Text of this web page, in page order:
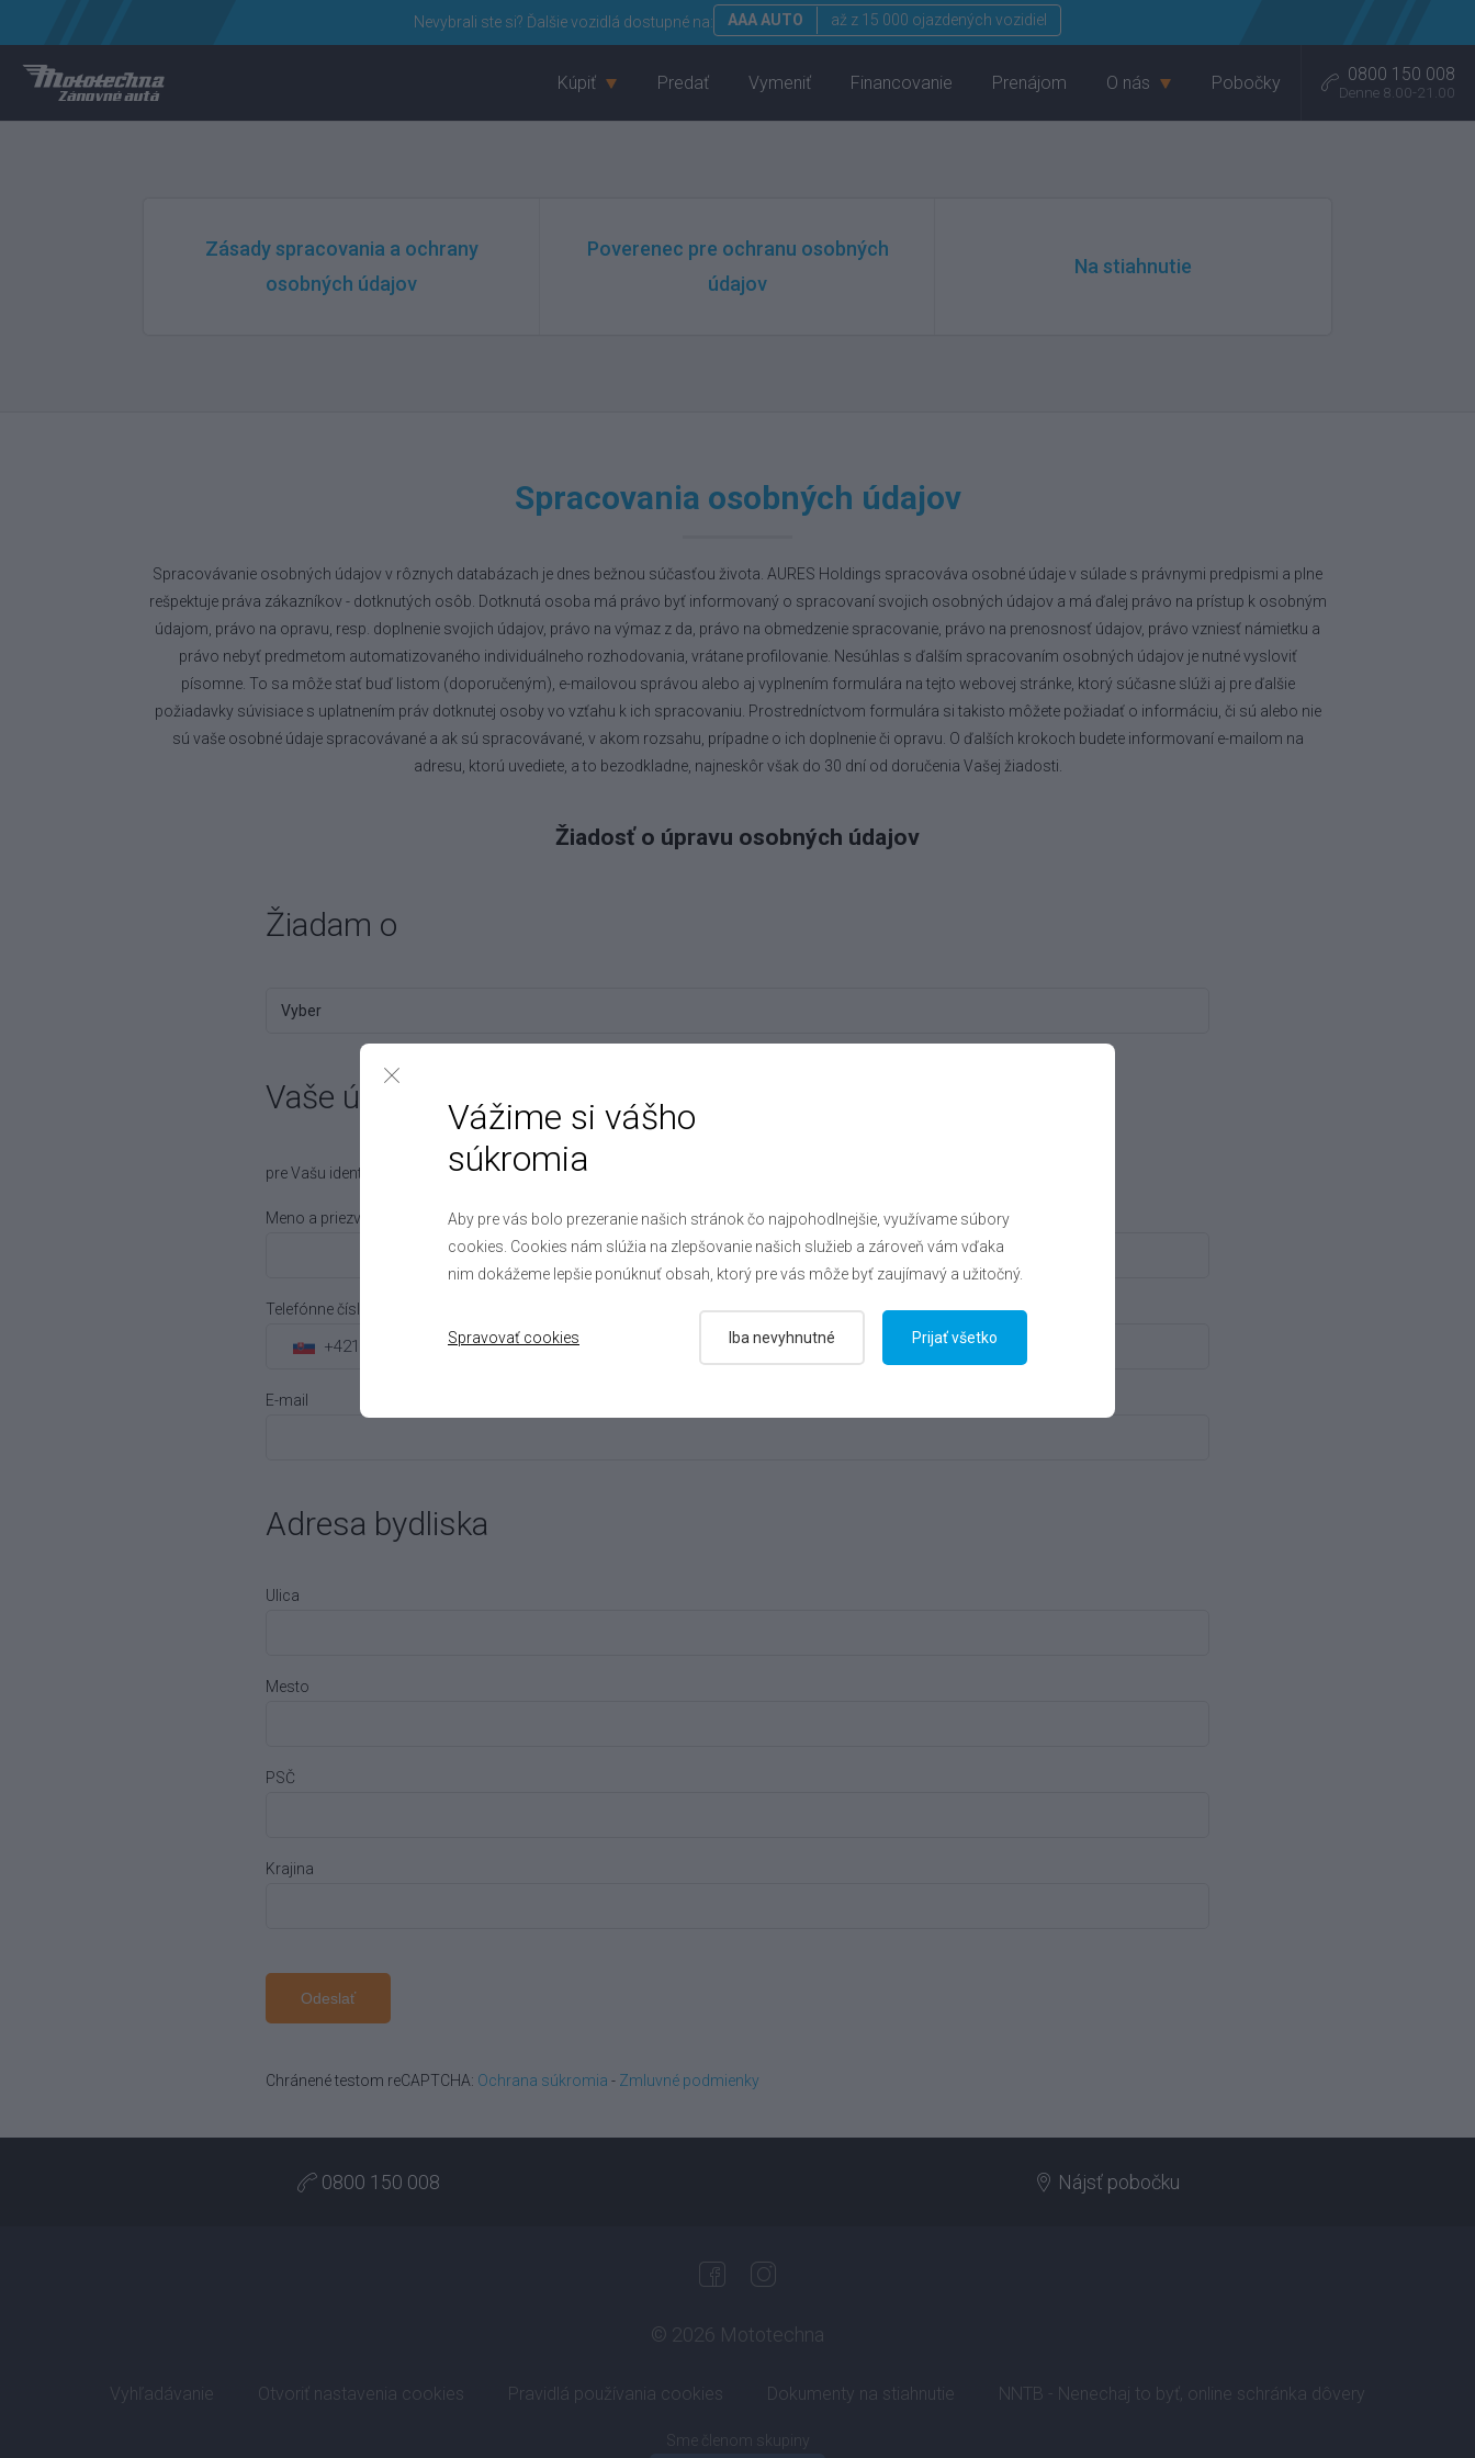
Nevybrali ste si? Ďalšie vozidlá dostupné na: AAA AUTO až z 15 000 ojazdených vozidiel
Kúpiť Predať Vymeniť Financovanie Prenájom O nás Pobočky 0800 150 008
Denne 8.00-21.00
Zásady spracovania a ochrany
osobných údajov
Poverenec pre ochranu osobných
údajov
Na stiahnutie
Spracovania osobných údajov
Spracovávanie osobných údajov v rôznych databázach je dnes bežnou súčasťou života. AURES Holdings spracováva osobné údaje v súlade s právnymi predpismi a plne
rešpektuje práva zákazníkov - dotknutých osôb. Dotknutá osoba má právo byť informovaný o spracovaní svojich osobných údajov a má ďalej právo na prístup k osobným
údajom, právo na opravu, resp. doplnenie svojich údajov, právo na výmaz z da, právo na obmedzenie spracovanie, právo na prenosnosť údajov, právo vzniesť námietku a
právo nebyť predmetom automatizovaného individuálneho rozhodovania, vrátane profilovanie. Nesúhlas s ďalším spracovaním osobných údajov je nutné vysloviť
písomne. To sa môže stať buď listom (doporučeným), e-mailovou správou alebo aj vyplnením formulára na tejto webovej stránke, ktorý súčasne slúži aj pre ďalšie
požiadavky súvisiace s uplatnením práv dotknutej osoby vo vzťahu k ich spracovaniu. Prostredníctvom formulára si takisto môžete požiadať o informáciu, či sú alebo nie
sú vaše osobné údaje spracovávané a ak sú spracovávané, v akom rozsahu, prípadne o ich doplnenie či opravu. O ďalších krokoch budete informovaní e-mailom na
adresu, ktorú uvediete, a to bezodkladne, najneskôr však do 30 dní od doručenia Vašej žiadosti.
Žiadosť o úpravu osobných údajov
Žiadam o
Vaše údaje
pre Vašu identifikáciu je nutné vyplniť aspoň telefón alebo e-mail
Meno a priezvisko
Telefónne číslo
+421
E-mail
Adresa bydliska
Ulica
Mesto
PSČ
Krajina
Odeslať
Chránené testom reCAPTCHA: Ochrana súkromia - Zmluvné podmienky
0800 150 008 Nájsť pobočku
© 2026 Mototechna
Vyhľadávanie Otvoriť nastavenia cookies Pravidlá používania cookies Dokumenty na stiahnutie NNTB - Nenechaj to byť, online schránka dôvery
Sme členom skupiny
Vážime si vášho
súkromia
Aby pre vás bolo prezeranie našich stránok čo najpohodlnejšie, využívame súbory
cookies. Cookies nám slúžia na zlepšovanie našich služieb a zároveň vám vďaka
nim dokážeme lepšie ponúknuť obsah, ktorý pre vás môže byť zaujímavý a užitočný.
Spravovať cookies Iba nevyhnutné Prijať všetko